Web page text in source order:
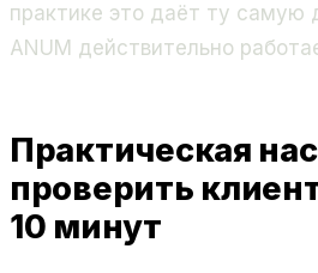
практике это даёт ту самую
ANUM действительно
Практическая
проверить
10 минут